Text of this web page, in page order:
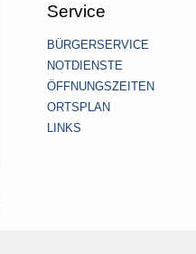
Service
BÜRGERSERVICE
NOTDIENSTE
ÖFFNUNGSZEITEN
ORTSPLAN
LINKS